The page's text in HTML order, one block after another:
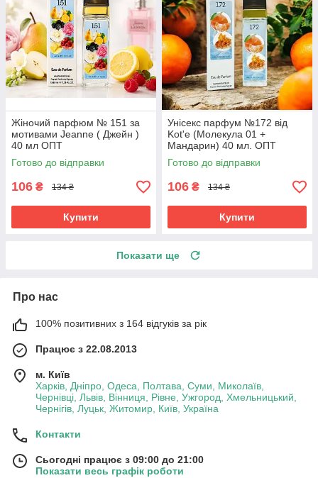
Жіночий парфюм № 151 за
мотивами Jeanne ( Джейн )
40 мл ОПТ
Готово до відправки
106 ₴ 134 ₴
Купити
Унісекс парфум №172 від
Kot'e (Молекула 01 +
Мандарин) 40 мл. ОПТ
Готово до відправки
106 ₴ 134 ₴
Купити
Показати ще
Про нас
100% позитивних з 164 відгуків за рік
Працює з 22.08.2013
м. Київ
Харків, Дніпро, Одеса, Полтава, Суми, Миколаїв,
Чернівці, Львів, Вінниця, Рівне, Ужгород, Хмельницький,
Чернігів, Луцьк, Житомир, Київ, Україна
Контакти
Сьогодні працює з 09:00 до 21:00
Показати весь графік роботи